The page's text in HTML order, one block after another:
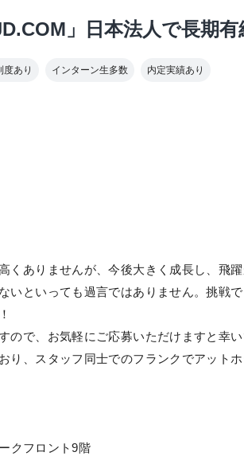
」日本法人で長期
度あり インターン生多数 内定実績あり
くありませんが、今後大きく成長し、飛
いといっても過言ではありません。挑戦
で、お気軽にご応募いただけますと幸い
り、スタッフ同士でのフランクでアット
クフロント9階